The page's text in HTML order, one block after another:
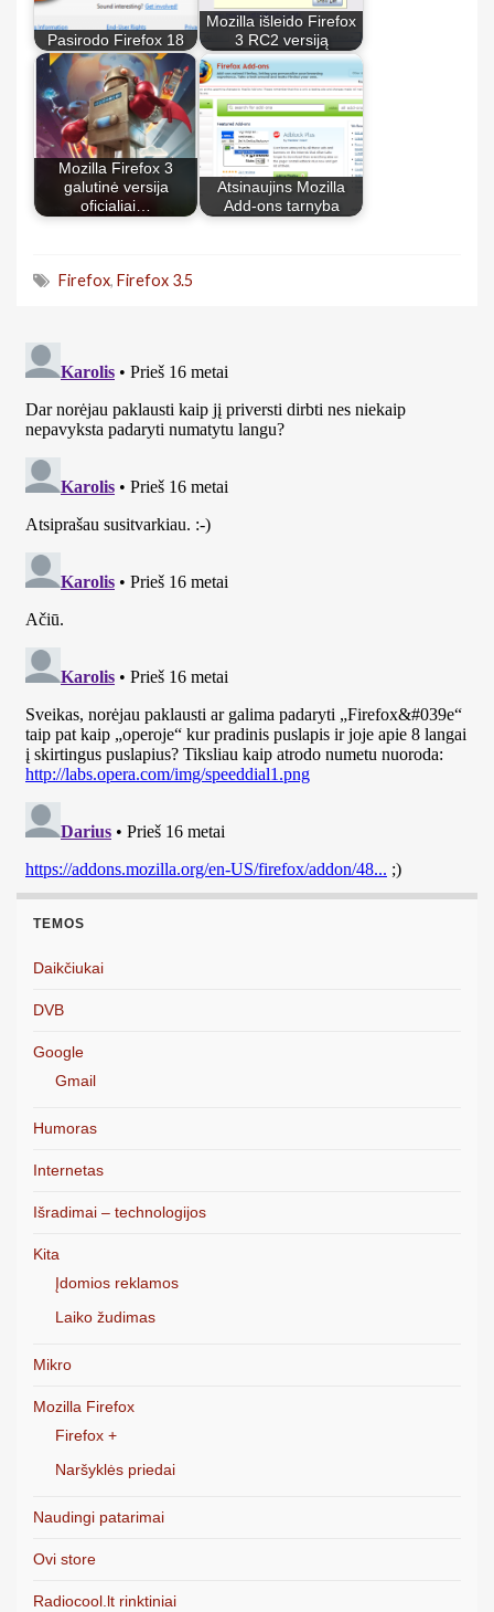
Pasirodo Firefox 18
Mozilla išleido Firefox
3 RC2 versiją
Mozilla Firefox 3
galutinė versija
oficialiai…
Atsinaujins Mozilla
Add-ons tarnyba
Firefox, Firefox 3.5
TEMOS
Daikčiukai
DVB
Google
Gmail
Humoras
Internetas
Išradimai – technologijos
Kita
Įdomios reklamos
Laiko žudimas
Mikro
Mozilla Firefox
Firefox +
Naršyklės priedai
Naudingi patarimai
Ovi store
Radiocool.lt rinktiniai